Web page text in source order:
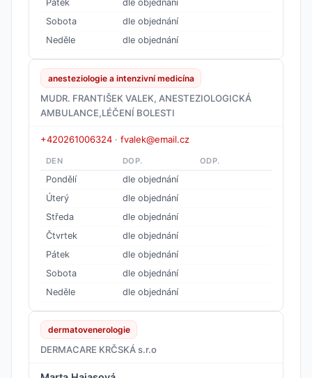
Pátek
dle objednání
Sobota
dle objednání
Neděle
dle objednání
anesteziologie a intenzivní medicína
MUDR. FRANTIŠEK VALEK, ANESTEZIOLOGICKÁ
AMBULANCE,LÉČENÍ BOLESTI
+420261006324 · fvalek@email.cz
DEN DOP. ODP.
Pondělí
dle objednání
Úterý
dle objednání
Středa
dle objednání
Čtvrtek
dle objednání
Pátek
dle objednání
Sobota
dle objednání
Neděle
dle objednání
dermatovenerologie
DERMACARE KRČSKÁ s.r.o